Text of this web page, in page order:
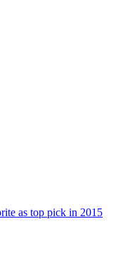
as top pick in 2015